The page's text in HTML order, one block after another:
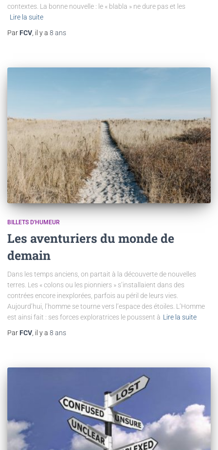
contextes. La bonne nouvelle : le « blabla » ne dure pas et les
Lire la suite
Par FCV , il y a 8 ans
BILLETS D'HUMEUR
Les aventuriers du monde de
demain
Dans les temps anciens, on partait à la découverte de nouvelles
terres. Les « colons ou les pionniers » s’installaient dans des
contrées encore inexplorées, parfois au péril de leurs vies.
Aujourd’hui, l’homme se tourne vers l’espace des étoiles. L’Homme
est ainsi fait : ses forces exploratrices le poussent à Lire la suite
Par FCV, il y a 8 ans